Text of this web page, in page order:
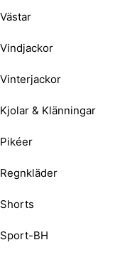
Västar
Vindjackor
Vinterjackor
Kjolar & Klänningar
Pikéer
Regnkläder
Shorts
Sport-BH